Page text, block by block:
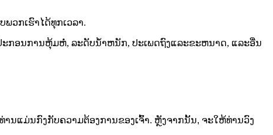
ວກເຮົາໄດ້ທຸກເວລາ.
ະກອນການຫຸ້ມຫໍ່, ລະດັບນ້ໍາຫນັກ, ປະເພດຖົງແລະຂະຫນາດ, ແລະອື່ນ
ນແມ່ນກົງກັບຄວາມຕ້ອງການຂອງເຈົ້າ. ຫຼັງຈາກນັ້ນ, ຈະໃຫ້ທ່ານວົງ